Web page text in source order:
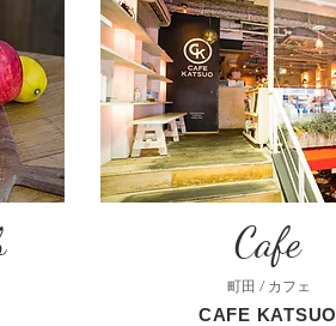
Cafe
町田 / カフェ
CAFE KATSUO